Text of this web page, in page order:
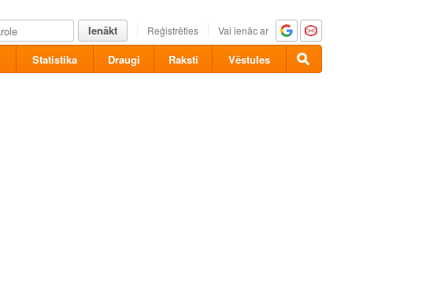
Ienākt Reģistrēties Vai ienāc ar
Statistika Draugi Raksti Vēstules